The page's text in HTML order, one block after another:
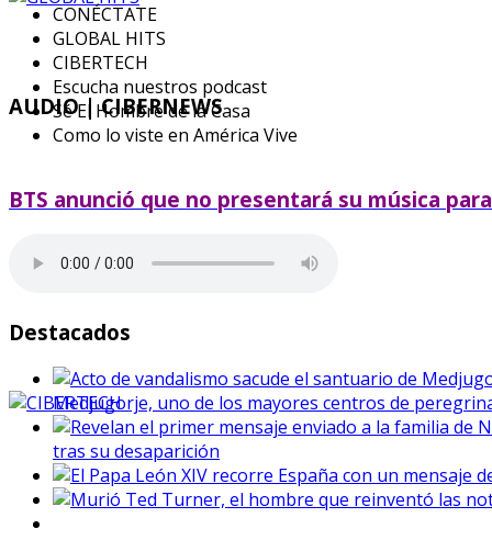
CONÉCTATE
GLOBAL HITS
CIBERTECH
Escucha nuestros podcast
Sé El Hombre de la Casa
Como lo viste en América Vive
AUDIO| CIBERNEWS
BTS anunció que no presentará su música
Destacados
Medjugorje, uno de los mayores centros de
tras su desaparición